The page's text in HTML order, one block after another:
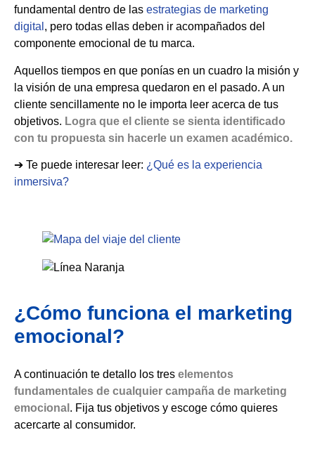
fundamental dentro de las estrategias de marketing
digital , pero todas ellas deben ir acompañados del
componente emocional de tu marca.
Aquellos tiempos en que ponías en un cuadro la misión y
la visión de una empresa quedaron en el pasado. A un
cliente sencillamente no le importa leer acerca de tus
objetivos. Logra que el cliente se sienta identificado
con tu propuesta sin hacerle un examen académico.
➔ Te puede interesar leer: ¿Qué es la experiencia
inmersiva?
¿Cómo funciona el marketing
emocional?
A continuación te detallo los tres elementos
fundamentales de cualquier campaña de marketing
emocional . Fija tus objetivos y escoge cómo quieres
acercarte al consumidor.